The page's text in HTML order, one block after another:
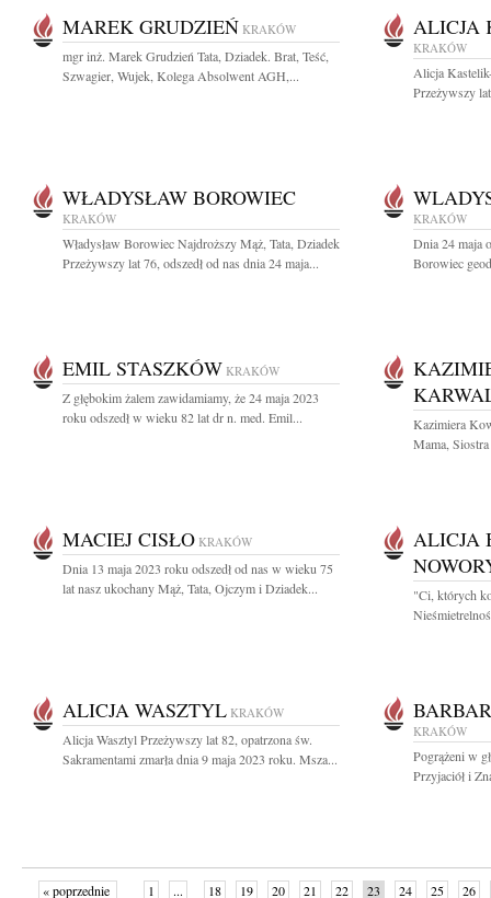
MAREK GRUDZIEŃ KRAKÓW
mgr inż. Marek Grudzień Tata, Dziadek. Brat, Teść,
Szwagier, Wujek, Kolega Absolwent AGH,...
ALICJA
KRAKÓW
Alicja
Przeżywszy
WŁADYSŁAW BOROWIEC
KRAKÓW
Władysław Borowiec Najdroższy Mąż, Tata, Dziadek
Przeżywszy lat 76, odszedł od nas dnia 24 maja...
KRAKÓW
Dnia 24 maja
Borowiec
EMIL STASZKÓW KRAKÓW
Z głębokim żalem zawidamiamy, że 24 maja 2023
roku odszedł w wieku 82 lat dr n. med. Emil...
Kazimiera
Mama,
MACIEJ CISŁO KRAKÓW
Dnia 13 maja 2023 roku odszedł od nas w wieku 75
lat nasz ukochany Mąż, Tata, Ojczym i Dziadek...
ALICJA
"Ci, których
ALICJA WASZTYL KRAKÓW
Alicja Wasztyl Przeżywszy lat 82, opatrzona św.
Sakramentami zmarła dnia 9 maja 2023 roku. Msza...
KRAKÓW
Pogrążeni w
Przyjaciół i
« poprzednie 1 ... 18 19 20 21 22 23 24 25 26